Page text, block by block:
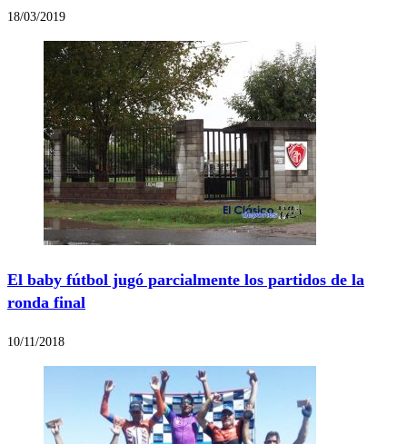
18/03/2019
El baby fútbol jugó parcialmente los partidos de la
ronda final
10/11/2018